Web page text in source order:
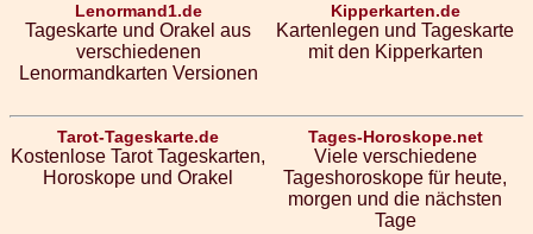
Lenormand1.de
Tageskarte und Orakel aus
verschiedenen
Lenormandkarten Versionen
Kipperkarten.de
Kartenlegen und Tageskarte
mit den Kipperkarten
Tarot-Tageskarte.de
Kostenlose Tarot Tageskarten,
Horoskope und Orakel
Tages-Horoskope.net
Viele verschiedene
Tageshoroskope für heute,
morgen und die nächsten
Tage